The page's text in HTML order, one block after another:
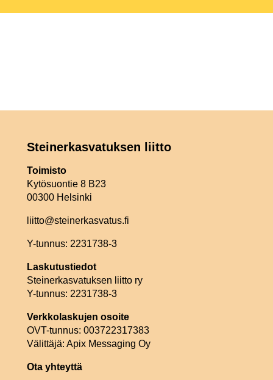
Steinerkasvatuksen liitto
Toimisto
Kytösuontie 8 B23
00300 Helsinki
liitto@steinerkasvatus.fi
Y-tunnus: 2231738-3
Laskutustiedot
Steinerkasvatuksen liitto ry
Y-tunnus: 2231738-3
Verkkolaskujen osoite
OVT-tunnus: 003722317383
Välittäjä: Apix Messaging Oy
Ota yhteyttä